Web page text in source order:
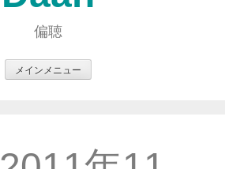
偏聴
メインメニュー